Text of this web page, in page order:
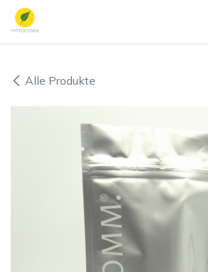
Zum Inhalt springen
Alle Produkte